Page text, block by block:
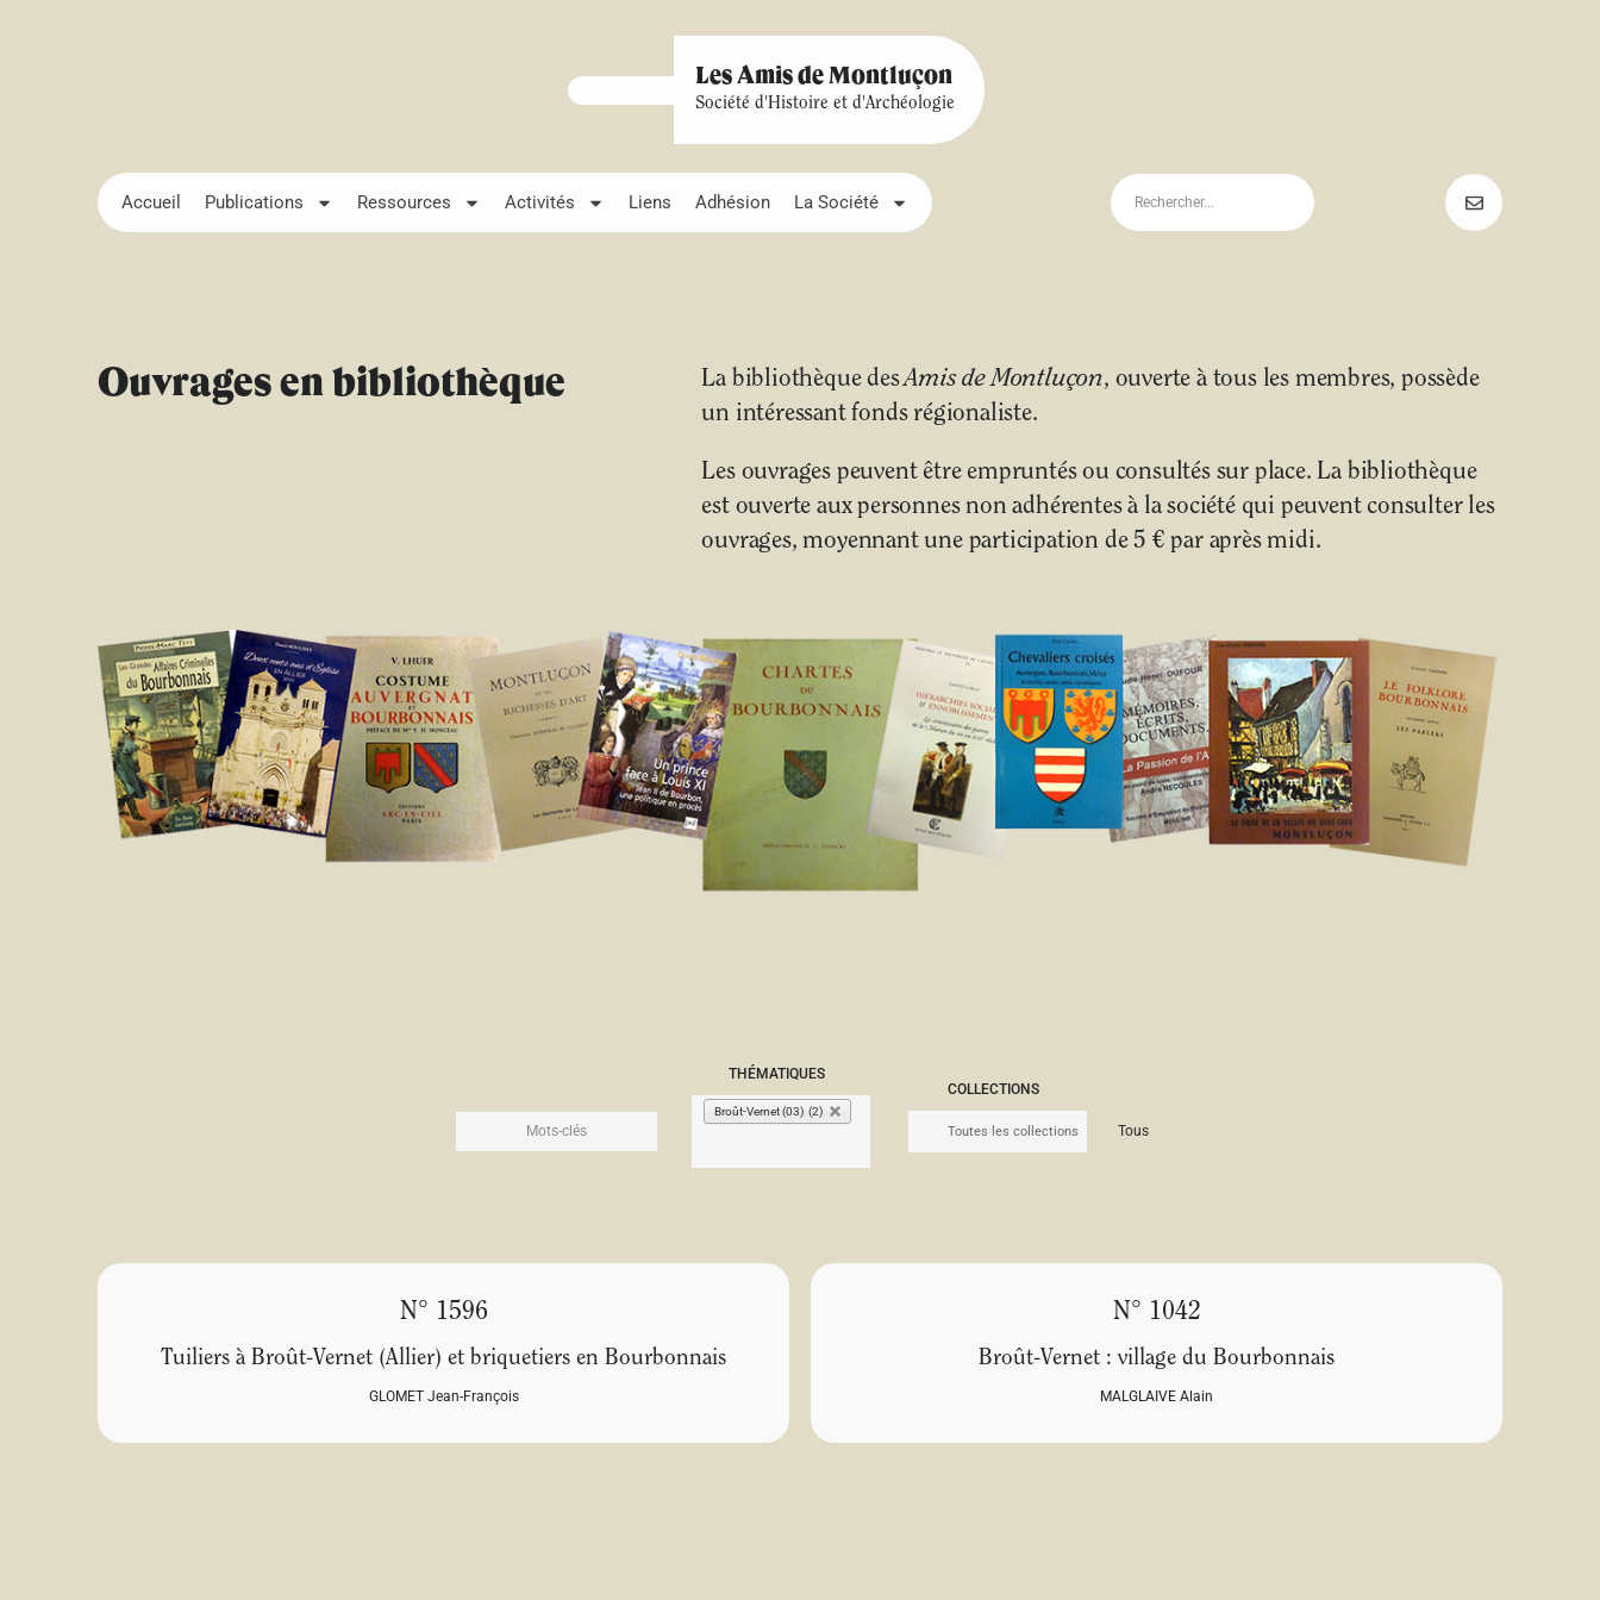
Les Amis de Montluçon
Société d'Histoire et d'Archéologie
Accueil Publications Ressources Activités Liens Adhésion La Société
Ouvrages en bibliothèque La bibliothèque desAmis de Montluçon, ouverte à tous les membres, possède
un intéressant fonds régionaliste.
Les ouvrages peuvent être empruntés ou consultés sur place. La bibliothèque
est ouverte aux personnes non adhérentes à la société qui peuvent consulter les
ouvrages, moyennant une participation de 5 € par après midi.
THÉMATIQUES
Broût-Vernet (03) (2)
COLLECTIONS
Tous
N° 1596
Tuiliers à Broût-Vernet (Allier) et briquetiers en Bourbonnais
GLOMET Jean-François
N° 1042
Broût-Vernet : village du Bourbonnais
MALGLAIVE Alain